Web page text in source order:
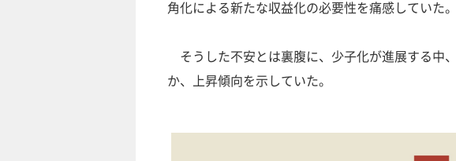
角化による新たな収益化の必要性を痛感していた。
そうした不安とは裏腹に、少子化が進展する中
か、上昇傾向を示していた。